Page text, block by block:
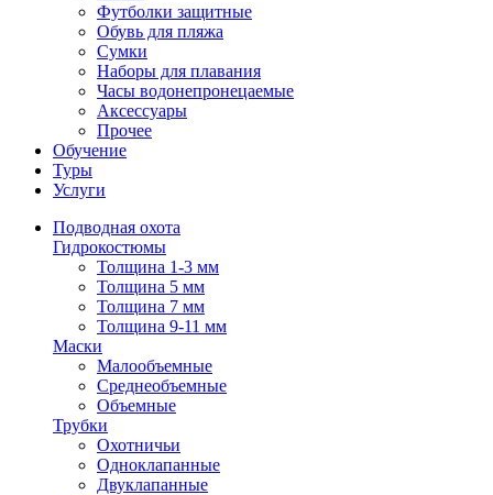
Футболки защитные
Обувь для пляжа
Сумки
Наборы для плавания
Часы водонепронецаемые
Аксессуары
Прочее
Обучение
Туры
Услуги
Подводная охота
Гидрокостюмы
Толщина 1-3 мм
Толщина 5 мм
Толщина 7 мм
Толщина 9-11 мм
Маски
Малообъемные
Среднеобъемные
Объемные
Трубки
Охотничьи
Одноклапанные
Двуклапанные